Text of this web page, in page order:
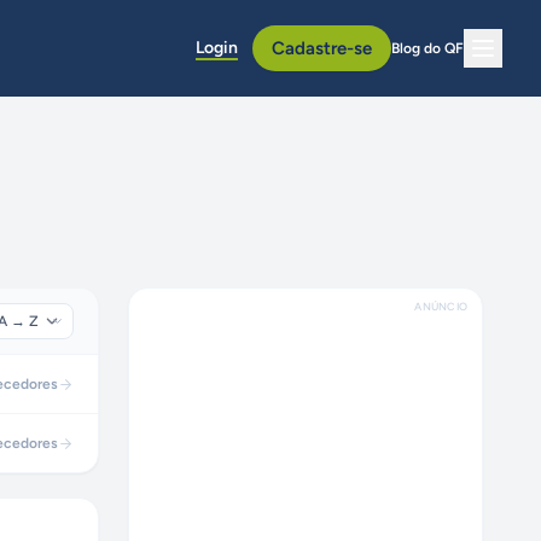
Login Cadastre-se Blog do QF
ANÚNCIO